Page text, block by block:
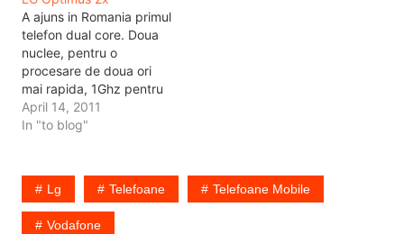
A ajuns in Romania primul
telefon dual core. Doua
nuclee, pentru o
procesare de doua ori
mai rapida, 1Ghz pentru
orice ai vrea sa faci cu
telefonul. Din prezentarea
stie sa faca si ce optiuni
are. E cred primul telefon
care…
April 14, 2011
In "to blog"
Lg Telefoane Telefoane Mobile
Vodafone